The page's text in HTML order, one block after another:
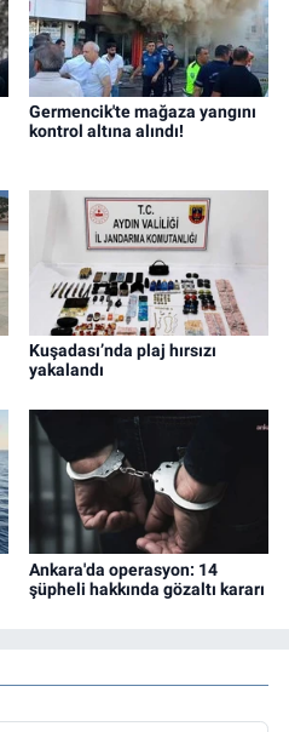
Germencik'te mağaza yangını
kontrol altına alındı!
Kuşadası’nda plaj hırsızı
yakalandı
Ankara'da operasyon: 14
şüpheli hakkında gözaltı kararı